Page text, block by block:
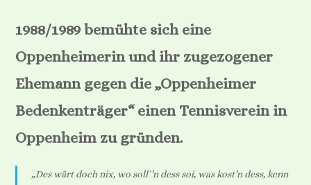
1988/1989 bemühte sich eine
Oppenheimerin und ihr zugezogener
Ehemann gegen die „Oppenheimer
Bedenkenträger“ einen Tennisverein in
Oppenheim zu gründen.
„Des wärt doch nix, wo soll`’n dess soi, was kost’n dess, kenn